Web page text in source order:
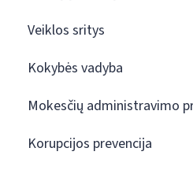
Veiklos sritys
Kokybės vadyba
Mokesčių administravimo
Korupcijos prevencija